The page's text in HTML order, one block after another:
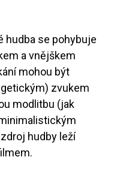
hudba se pohybuje
a vnějškem
mohou být
zvukem
modlitbu (jak
hudby leží